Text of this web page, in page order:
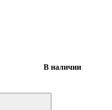
В наличии